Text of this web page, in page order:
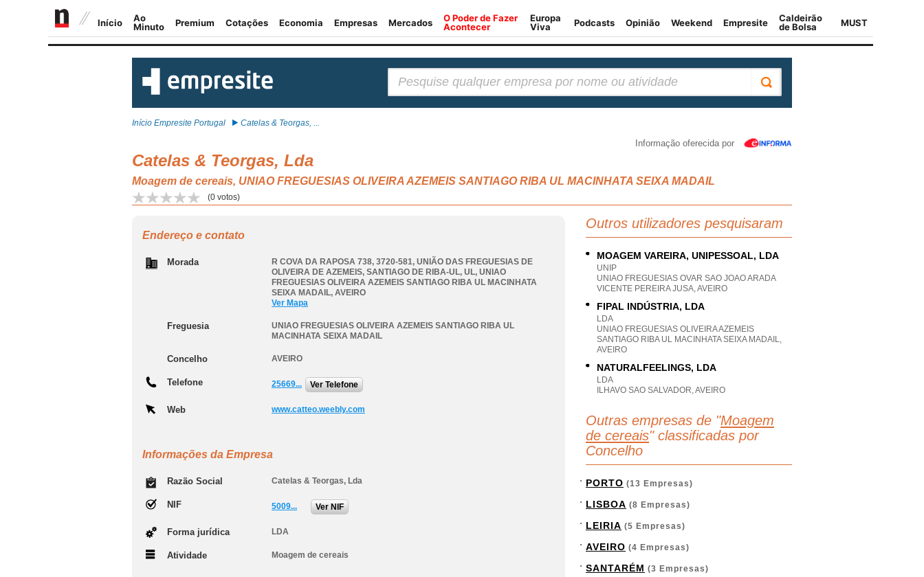
Início Empresite Portugal Catelas & Teorgas, ...
Informação oferecida por
Catelas & Teorgas, Lda
Moagem de cereais, UNIAO FREGUESIAS OLIVEIRA AZEMEIS SANTIAGO RIBA UL MACINHATA SEIXA MADAIL
(0 votos)
Endereço e contato
Morada
R COVA DA RAPOSA 738, 3720-581, UNIÃO DAS FREGUESIAS DE
OLIVEIRA DE AZEMEIS, SANTIAGO DE RIBA-UL, UL, UNIAO
FREGUESIAS OLIVEIRA AZEMEIS SANTIAGO RIBA UL MACINHATA
SEIXA MADAIL, AVEIRO
Ver Mapa
Freguesia
UNIAO FREGUESIAS OLIVEIRA AZEMEIS SANTIAGO RIBA UL
MACINHATA SEIXA MADAIL
Concelho AVEIRO
Telefone 25669... Ver Telefone
Web www.catteo.weebly.com
Informações da Empresa
Razão Social Catelas & Teorgas, Lda
NIF 5009... Ver NIF
Forma jurídica LDA
Atividade Moagem de cereais
Outros utilizadores pesquisaram
MOAGEM VAREIRA, UNIPESSOAL, LDA
UNIP
UNIAO FREGUESIAS OVAR SAO JOAO ARADA
VICENTE PEREIRA JUSA, AVEIRO
FIPAL INDÚSTRIA, LDA
LDA
UNIAO FREGUESIAS OLIVEIRA AZEMEIS
SANTIAGO RIBA UL MACINHATA SEIXA MADAIL,
AVEIRO
NATURALFEELINGS, LDA
LDA
ILHAVO SAO SALVADOR, AVEIRO
Outras empresas de "Moagem
de cereais" classificadas por
Concelho
PORTO (13 Empresas)
LISBOA (8 Empresas)
LEIRIA (5 Empresas)
AVEIRO (4 Empresas)
SANTARÉM (3 Empresas)